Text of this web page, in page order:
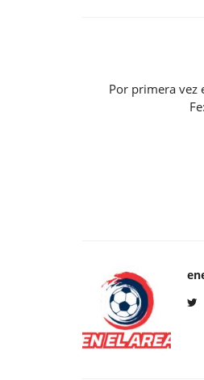
Por primera vez